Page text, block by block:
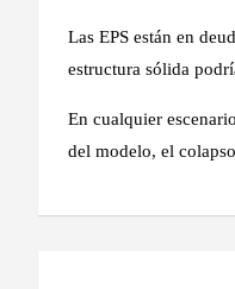
Las EPS están en
estructura sólida
En cualquier
del modelo, el